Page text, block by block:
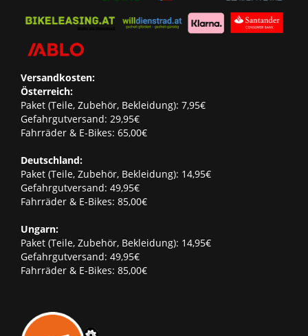
Versandkosten:
Österreich:
Paket (Teile, Zubehör, Bekleidung): 7,95€
Gefahrgutversand: 29,95€
Fahrräder & E-Bikes: 65,00€
Deutschland:
Paket (Teile, Zubehör, Bekleidung): 14,95€
Gefahrgutversand: 49,95€
Fahrräder & E-Bikes: 85,00€
Ungarn:
Paket (Teile, Zubehör, Bekleidung): 14,95€
Gefahrgutversand: 49,95€
Fahrräder & E-Bikes: 85,00€